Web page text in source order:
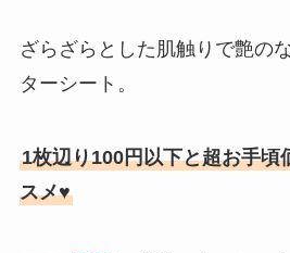
ざらざらとした肌触りで艶の
ターシート。
1枚辺り100円以下と超お手頃
スメ♥